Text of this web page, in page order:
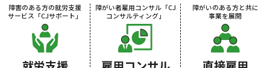
障害のある方の就労支援
サービス「CJサポート」
障がい者雇用コンサル「CJ
コンサルティング」
障がいのある方と共に
事業を展開